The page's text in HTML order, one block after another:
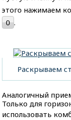
этого нажимаем
0 .
Раскрываем
Аналогичный
Только для
использовать